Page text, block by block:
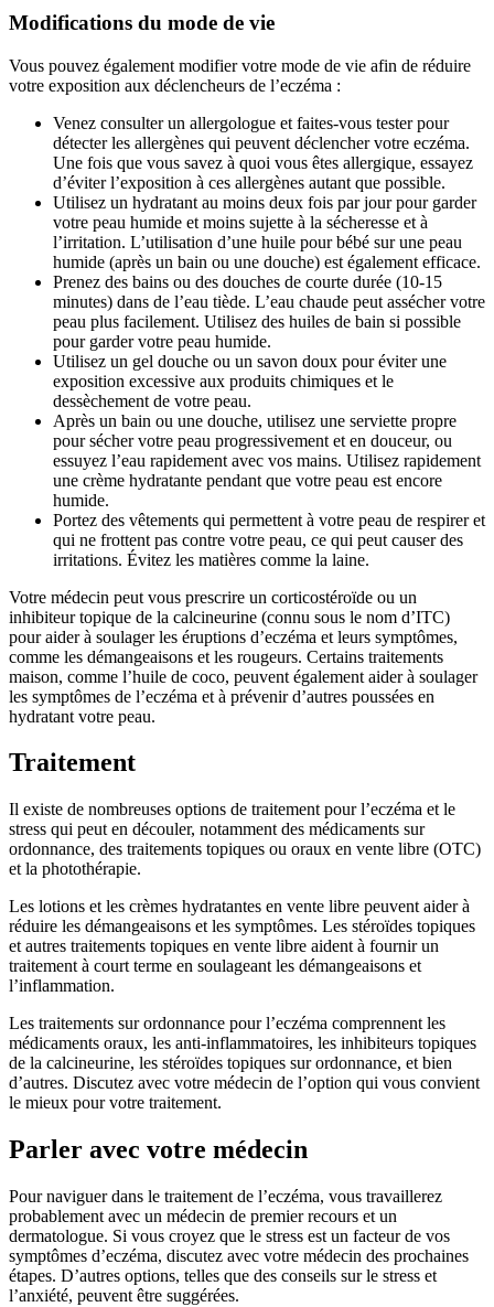
Modifications du mode de vie
Vous pouvez également modifier votre mode de vie afin de réduire
votre exposition aux déclencheurs de l’eczéma :
Venez consulter un allergologue et faites-vous tester pour
détecter les allergènes qui peuvent déclencher votre eczéma.
Une fois que vous savez à quoi vous êtes allergique, essayez
d’éviter l’exposition à ces allergènes autant que possible.
Utilisez un hydratant au moins deux fois par jour pour garder
votre peau humide et moins sujette à la sécheresse et à
l’irritation. L’utilisation d’une huile pour bébé sur une peau
humide (après un bain ou une douche) est également efficace.
Prenez des bains ou des douches de courte durée (10-15
minutes) dans de l’eau tiède. L’eau chaude peut assécher votre
peau plus facilement. Utilisez des huiles de bain si possible
pour garder votre peau humide.
Utilisez un gel douche ou un savon doux pour éviter une
exposition excessive aux produits chimiques et le
dessèchement de votre peau.
Après un bain ou une douche, utilisez une serviette propre
pour sécher votre peau progressivement et en douceur, ou
essuyez l’eau rapidement avec vos mains. Utilisez rapidement
une crème hydratante pendant que votre peau est encore
humide.
Portez des vêtements qui permettent à votre peau de respirer et
qui ne frottent pas contre votre peau, ce qui peut causer des
irritations. Évitez les matières comme la laine.
Votre médecin peut vous prescrire un corticostéroïde ou un
inhibiteur topique de la calcineurine (connu sous le nom d’ITC)
pour aider à soulager les éruptions d’eczéma et leurs symptômes,
comme les démangeaisons et les rougeurs. Certains traitements
maison, comme l’huile de coco, peuvent également aider à soulager
les symptômes de l’eczéma et à prévenir d’autres poussées en
hydratant votre peau.
Traitement
Il existe de nombreuses options de traitement pour l’eczéma et le
stress qui peut en découler, notamment des médicaments sur
ordonnance, des traitements topiques ou oraux en vente libre (OTC)
et la photothérapie.
Les lotions et les crèmes hydratantes en vente libre peuvent aider à
réduire les démangeaisons et les symptômes. Les stéroïdes topiques
et autres traitements topiques en vente libre aident à fournir un
traitement à court terme en soulageant les démangeaisons et
l’inflammation.
Les traitements sur ordonnance pour l’eczéma comprennent les
médicaments oraux, les anti-inflammatoires, les inhibiteurs topiques
de la calcineurine, les stéroïdes topiques sur ordonnance, et bien
d’autres. Discutez avec votre médecin de l’option qui vous convient
le mieux pour votre traitement.
Parler avec votre médecin
Pour naviguer dans le traitement de l’eczéma, vous travaillerez
probablement avec un médecin de premier recours et un
dermatologue. Si vous croyez que le stress est un facteur de vos
symptômes d’eczéma, discutez avec votre médecin des prochaines
étapes. D’autres options, telles que des conseils sur le stress et
l’anxiété, peuvent être suggérées.